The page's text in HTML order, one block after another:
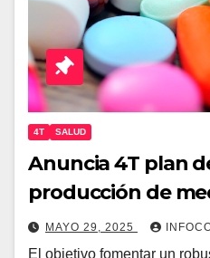
4T SALUD
Anuncia 4T plan
producción de
MAYO 29, 2025
El objetivo fomentar un